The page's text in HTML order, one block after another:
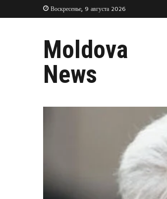
Воскресенье, 9 августа 2026
Moldova
News